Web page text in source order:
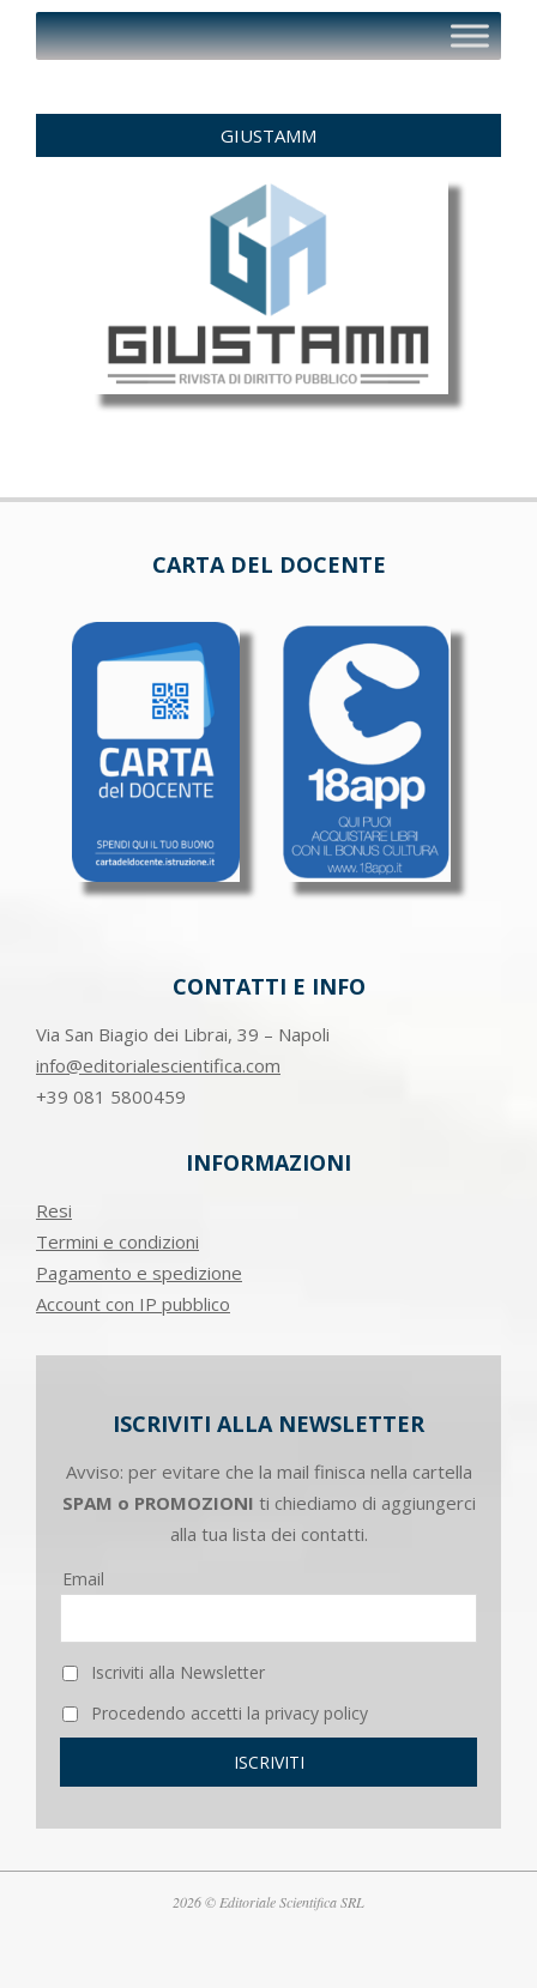
GIUSTAMM
CARTA DEL DOCENTE
CONTATTI E INFO
Via San Biagio dei Librai, 39 – Napoli
info@editorialescientifica.com
+39 081 5800459
INFORMAZIONI
Resi
Termini e condizioni
Pagamento e spedizione
Account con IP pubblico
ISCRIVITI ALLA NEWSLETTER
Avviso: per evitare che la mail finisca nella cartella
SPAM o PROMOZIONI ti chiediamo di aggiungerci
alla tua lista dei contatti.
Email
Iscriviti alla Newsletter
Procedendo accetti la privacy policy
2026 © Editoriale Scientifica SRL